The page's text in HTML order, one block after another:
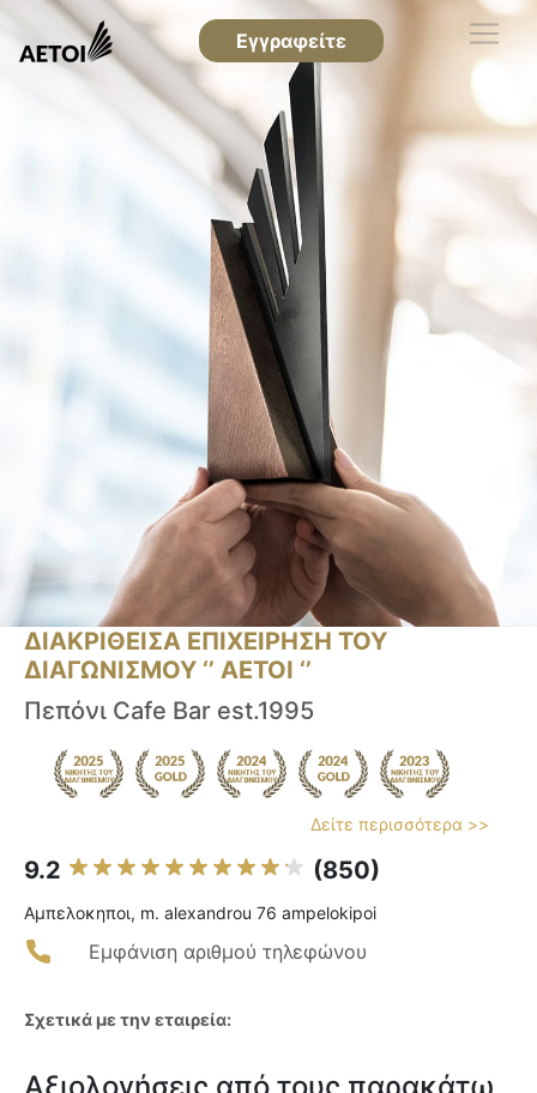
Εγγραφείτε
ΔΙΑΚΡΙΘΕΙΣΑ ΕΠΙΧΕΙΡΗΣΗ ΤΟΥ
ΔΙΑΓΩΝΙΣΜΟΥ ‘’ ΑΕΤΟΙ ‘’
Πεπόνι Cafe Bar est.1995
Δείτε περισσότερα >>
9.2 (850)
Αμπελοκηποι, m. alexandrou 76 ampelokipoi
Εμφάνιση αριθμού τηλεφώνου
Σχετικά με την εταιρεία: